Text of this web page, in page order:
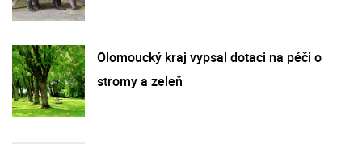
Olomoucký kraj vypsal dotaci na péči o
stromy a zeleň